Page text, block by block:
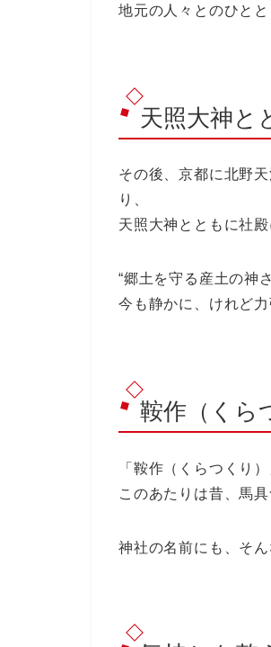
地元の人々とのひと
天照大神と
その後、京都に北野
り、
天照大神とともに社
“郷土を守る産土の神
今も静かに、けれど
鞍作（くら
「鞍作（くらつくり
このあたりは昔、馬
神社の名前にも、そ